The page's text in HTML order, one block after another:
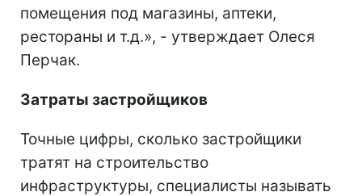
помещения под магазины, аптеки,
рестораны и т.д.», - утверждает Олеся
Перчак.
Затраты застройщиков
Точные цифры, сколько застройщики
тратят на строительство
инфраструктуры, специалисты называть